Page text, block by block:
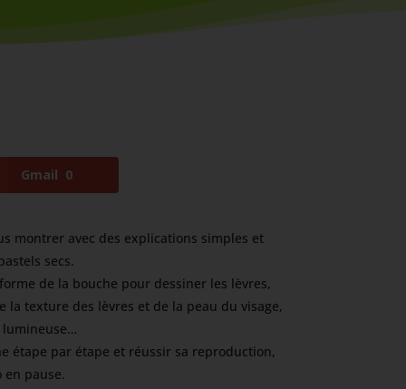
Gmail 0
montrer avec des explications simples et
secs.
de la bouche pour dessiner les lèvres,
la texture des lèvres et de la peau du visage,
lumineuse…
étape par étape et réussir sa reproduction,
en pause.